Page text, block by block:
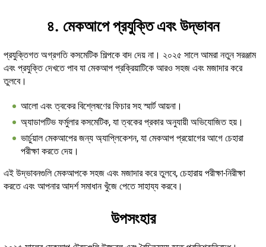
৪. মেকআপে প্রযুক্তি এবং উদ্ভাবন
প্রযুক্তিগত অগ্রগতি কসমেটিক শিল্পকে বাদ দেয় না। ২০২৫ সালে আমরা নতুন সরঞ্জাম
এবং প্রযুক্তি দেখতে পাব যা মেকআপ প্রক্রিয়াটিকে আরও সহজ এবং মজাদার করে
তুলবে।
আলো এবং ত্বকের বিশ্লেষণের ফিচার সহ স্মার্ট আয়না।
অ্যাডাপটিভ ফর্মুলার কসমেটিক, যা ত্বকের প্রকার অনুযায়ী অভিযোজিত হয়।
ভার্চুয়াল মেকআপের জন্য অ্যাপ্লিকেশন, যা মেকআপ প্রয়োগের আগে চেহারা
পরীক্ষা করতে দেয়।
এই উদ্ভাবনগুলি মেকআপকে সহজ এবং মজাদার করে তুলবে, চেহারায় পরীক্ষা-নিরীক্ষা
করতে এবং আপনার আদর্শ সমাধান খুঁজে পেতে সাহায্য করবে।
উপসংহার